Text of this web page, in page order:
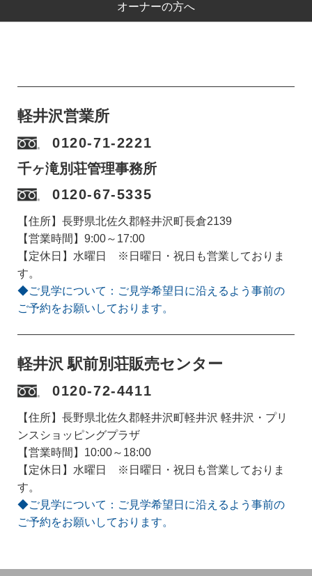
オーナーの方へ
軽井沢営業所
0120-71-2221
千ヶ滝別荘管理事務所
0120-67-5335
【住所】長野県北佐久郡軽井沢町長倉2139
【営業時間】9:00～17:00
【定休日】水曜日 ※日曜日・祝日も営業しておりま
す。
◆ご見学について：ご見学希望日に沿えるよう事前の
ご予約をお願いしております。
軽井沢 駅前別荘販売センター
0120-72-4411
【住所】長野県北佐久郡軽井沢町軽井沢 軽井沢・プリ
ンスショッピングプラザ
【営業時間】10:00～18:00
【定休日】水曜日 ※日曜日・祝日も営業しておりま
す。
◆ご見学について：ご見学希望日に沿えるよう事前の
ご予約をお願いしております。